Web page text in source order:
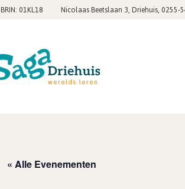
BRIN: 01KL18 Nicolaas Beetslaan 3, Driehuis, 0255-
« Alle Evenementen